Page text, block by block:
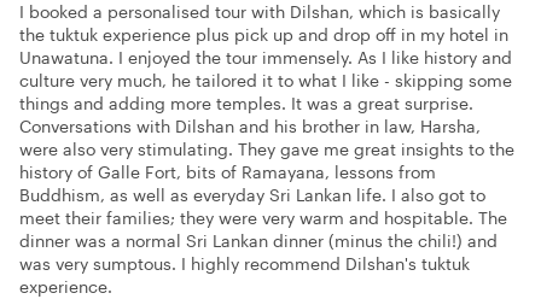
I booked a personalised tour with Dilshan, which is basically
the tuktuk experience plus pick up and drop off in my hotel in
Unawatuna. I enjoyed the tour immensely. As I like history and
culture very much, he tailored it to what I like - skipping some
things and adding more temples. It was a great surprise.
Conversations with Dilshan and his brother in law, Harsha,
were also very stimulating. They gave me great insights to the
history of Galle Fort, bits of Ramayana, lessons from
Buddhism, as well as everyday Sri Lankan life. I also got to
meet their families; they were very warm and hospitable. The
dinner was a normal Sri Lankan dinner (minus the chili!) and
was very sumptous. I highly recommend Dilshan's tuktuk
experience.